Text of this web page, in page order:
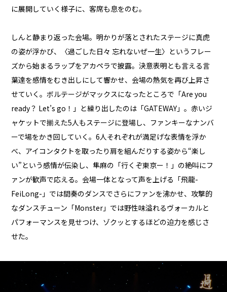
に展開していく様子に、客席も息をのむ。
しんと静まり返った会場。明かりが落とされたステージに真虎
の姿が浮かび、〈過ごした日々 忘れないぜ一生〉というフレー
ズから始まるラップをアカペラで披露。決意表明とも言える言
葉達を感情をむき出しにして響かせ、会場の熱気を再び上昇さ
せていく。ボルテージがマックスになったところで「Are you
ready？ Let’s go！」と繰り出したのは「GATEWAY」。赤いジ
ャケットで揃えた5人もステージに登場し、ファンキーなナンバ
ーで場をかき回していく。6人それぞれが満足げな表情を浮か
べ、アイコンタクトを取ったり肩を組んだりする姿から“楽し
い”という感情が伝染し、隼麻の「行くぞ東京ー！」の絶叫にフ
ァンが歓声で応える。会場一体となって声を上げる「飛龍-
FeiLong-」では間奏のダンスでさらにファンを沸かせ、攻撃的
なダンスチューン「Monster」では野性味溢れるヴォーカルと
パフォーマンスを見せつけ、ゾクッとするほどの迫力を感じさ
せた。